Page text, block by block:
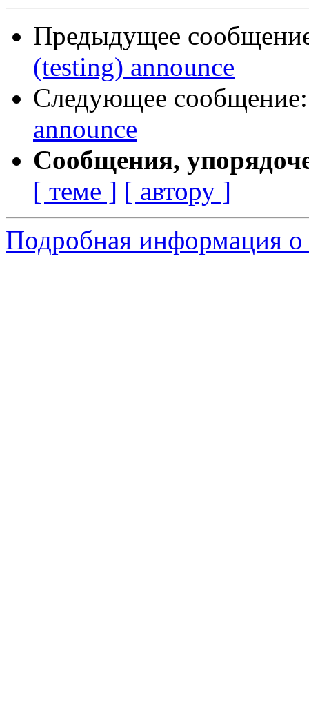
Предыдущее
(testing) announce
Следующее
announce
Сообщения,
[ теме ] [ автору ]
Подробная информация о